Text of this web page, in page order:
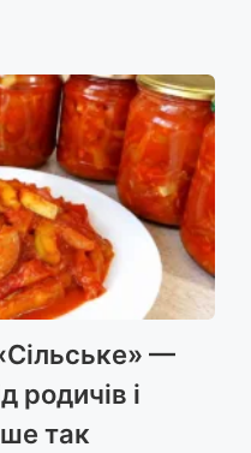
—
родичів і
так